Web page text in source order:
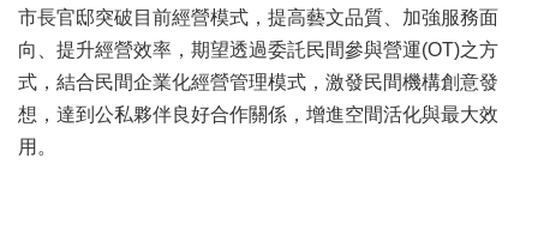
化
節
慶
廉
政
市長官邸突破目前經營模式，提高藝文品質、加強服務面
向、提升經營效率，期望透過委託民間參與營運(OT)之方
式，結合民間企業化經營管理模式，激發民間機構創意發
想，達到公私夥伴良好合作關係，增進空間活化與最大效
用。